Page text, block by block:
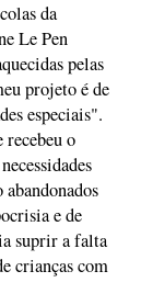
da
Le Pen
pelas
projeto é de
especiais".
recebeu o
e de
suprir a falta
crianças com